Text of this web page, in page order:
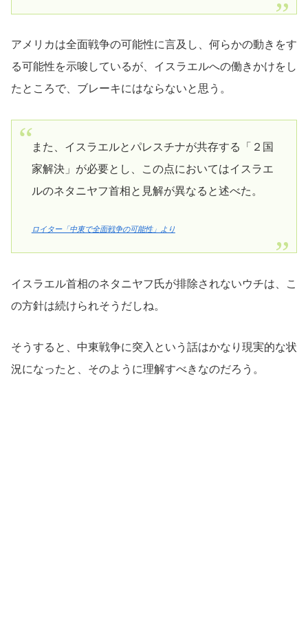
アメリカは全面戦争の可能性に言及し、何らかの動きをす
る可能性を示唆しているが、イスラエルへの働きかけをし
たところで、ブレーキにはならないと思う。
また、イスラエルとパレスチナが共存する「２国
家解決」が必要とし、この点においてはイスラエ
ルのネタニヤフ首相と見解が異なると述べた。
ロイター「中東で全面戦争の可能性」より
イスラエル首相のネタニヤフ氏が排除されないウチは、こ
の方針は続けられそうだしね。
そうすると、中東戦争に突入という話はかなり現実的な状
況になったと、そのように理解すべきなのだろう。